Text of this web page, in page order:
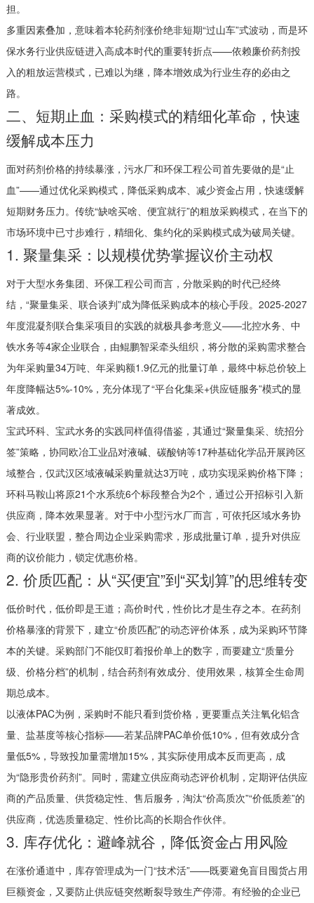
担。
多重因素叠加，意味着本轮药剂涨价绝非短期“过山车”式波动，而是环
保水务行业供应链进入高成本时代的重要转折点——依赖廉价药剂投
入的粗放运营模式，已难以为继，降本增效成为行业生存的必由之
路。
二、短期止血：采购模式的精细化革命，快速
缓解成本压力
面对药剂价格的持续暴涨，污水厂和环保工程公司首先要做的是“止
血”——通过优化采购模式，降低采购成本、减少资金占用，快速缓解
短期财务压力。传统“缺啥买啥、便宜就行”的粗放采购模式，在当下的
市场环境中已寸步难行，精细化、集约化的采购模式成为破局关键。
1. 聚量集采：以规模优势掌握议价主动权
对于大型水务集团、环保工程公司而言，分散采购的时代已经终
结，“聚量集采、联合谈判”成为降低采购成本的核心手段。2025-2027
年度混凝剂联合集采项目的实践的就极具参考意义——北控水务、中
铁水务等4家企业联合，由鲲鹏智采牵头组织，将分散的采购需求整合
为年采购量34万吨、年采购额1.9亿元的批量订单，最终中标总价较上
年度降幅达5%-10%，充分体现了“平台化集采+供应链服务”模式的显
著成效。
宝武环科、宝武水务的实践同样值得借鉴，其通过“聚量集采、统招分
签”策略，协同欧冶工业品对液碱、碳酸钠等17种基础化学品开展跨区
域整合，仅武汉区域液碱采购量就达3万吨，成功实现采购价格下降；
环科马鞍山将原21个水系统6个标段整合为2个，通过公开招标引入新
供应商，降本效果显著。对于中小型污水厂而言，可依托区域水务协
会、行业联盟，整合周边企业采购需求，形成批量订单，提升对供应
商的议价能力，锁定优惠价格。
2. 价质匹配：从“买便宜”到“买划算”的思维转变
低价时代，低价即是王道；高价时代，性价比才是生存之本。在药剂
价格暴涨的背景下，建立“价质匹配”的动态评价体系，成为采购环节降
本的关键。采购部门不能仅盯着报价单上的数字，而要建立“质量分
级、价格分档”的机制，结合药剂有效成分、使用效果，核算全生命周
期总成本。
以液体PAC为例，采购时不能只看到货价格，更要重点关注氧化铝含
量、盐基度等核心指标——若某品牌PAC单价低10%，但有效成分含
量低5%，导致投加量需增加15%，其实际使用成本反而更高，成
为“隐形贵价药剂”。同时，需建立供应商动态评价机制，定期评估供应
商的产品质量、供货稳定性、售后服务，淘汰“价高质次”“价低质差”的
供应商，优选质量稳定、性价比高的长期合作伙伴。
3. 库存优化：避峰就谷，降低资金占用风险
在涨价通道中，库存管理成为一门“技术活”——既要避免盲目囤货占用
巨额资金，又要防止供应链突然断裂导致生产停滞。有经验的企业已